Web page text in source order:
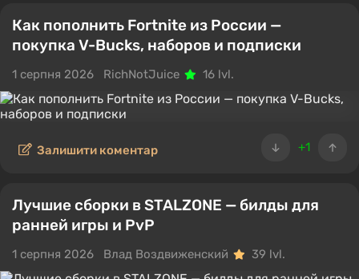
Как пополнить Fortnite из России —
покупка V-Bucks, наборов и подписки
1 серпня 2026 RichNotJuice 16 lvl.
+1
Залишити коментар
Лучшие сборки в STALZONE — билды для
ранней игры и PvP
1 серпня 2026 Влад Воздвиженский 39 lvl.